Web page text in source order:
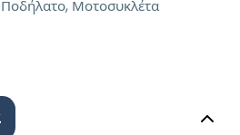
Μοτοσυκλέτα